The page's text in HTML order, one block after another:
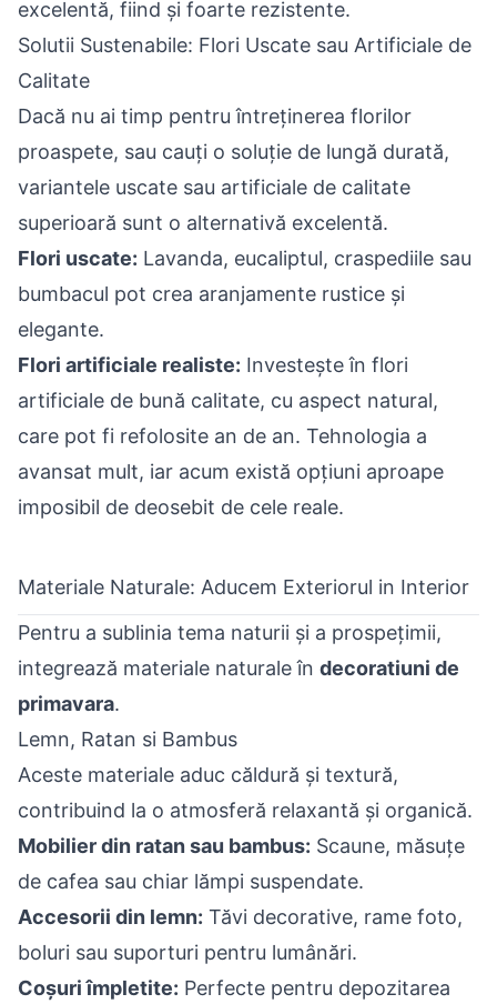
excelentă, fiind și foarte rezistente.
Solutii Sustenabile: Flori Uscate sau Artificiale de
Calitate
Dacă nu ai timp pentru întreținerea florilor
proaspete, sau cauți o soluție de lungă durată,
variantele uscate sau artificiale de calitate
superioară sunt o alternativă excelentă.
Flori uscate: Lavanda, eucaliptul, craspediile sau
bumbacul pot crea aranjamente rustice și
elegante.
Flori artificiale realiste: Investește în flori
artificiale de bună calitate, cu aspect natural,
care pot fi refolosite an de an. Tehnologia a
avansat mult, iar acum există opțiuni aproape
imposibil de deosebit de cele reale.
Materiale Naturale: Aducem Exteriorul in Interior
Pentru a sublinia tema naturii și a prospețimii,
integrează materiale naturale în decoratiuni de
primavara.
Lemn, Ratan si Bambus
Aceste materiale aduc căldură și textură,
contribuind la o atmosferă relaxantă și organică.
Mobilier din ratan sau bambus: Scaune, măsuțe
de cafea sau chiar lămpi suspendate.
Accesorii din lemn: Tăvi decorative, rame foto,
boluri sau suporturi pentru lumânări.
Coșuri împletite: Perfecte pentru depozitarea